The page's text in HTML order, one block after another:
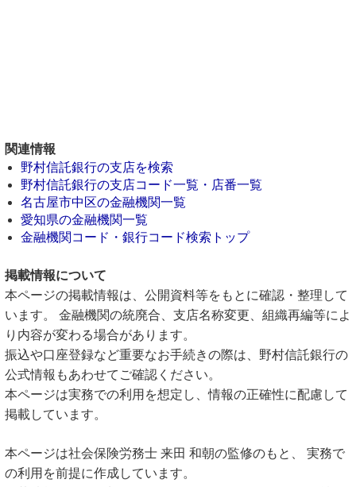
関連情報
野村信託銀行の支店を検索
野村信託銀行の支店コード一覧・店番一覧
名古屋市中区の金融機関一覧
愛知県の金融機関一覧
金融機関コード・銀行コード検索トップ
掲載情報について
本ページの掲載情報は、公開資料等をもとに確認・整理して
います。 金融機関の統廃合、支店名称変更、組織再編等によ
り内容が変わる場合があります。
振込や口座登録など重要なお手続きの際は、野村信託銀行の
公式情報もあわせてご確認ください。
本ページは実務での利用を想定し、情報の正確性に配慮して
掲載しています。
本ページは社会保険労務士 来田 和朝の監修のもと、 実務で
の利用を前提に作成しています。